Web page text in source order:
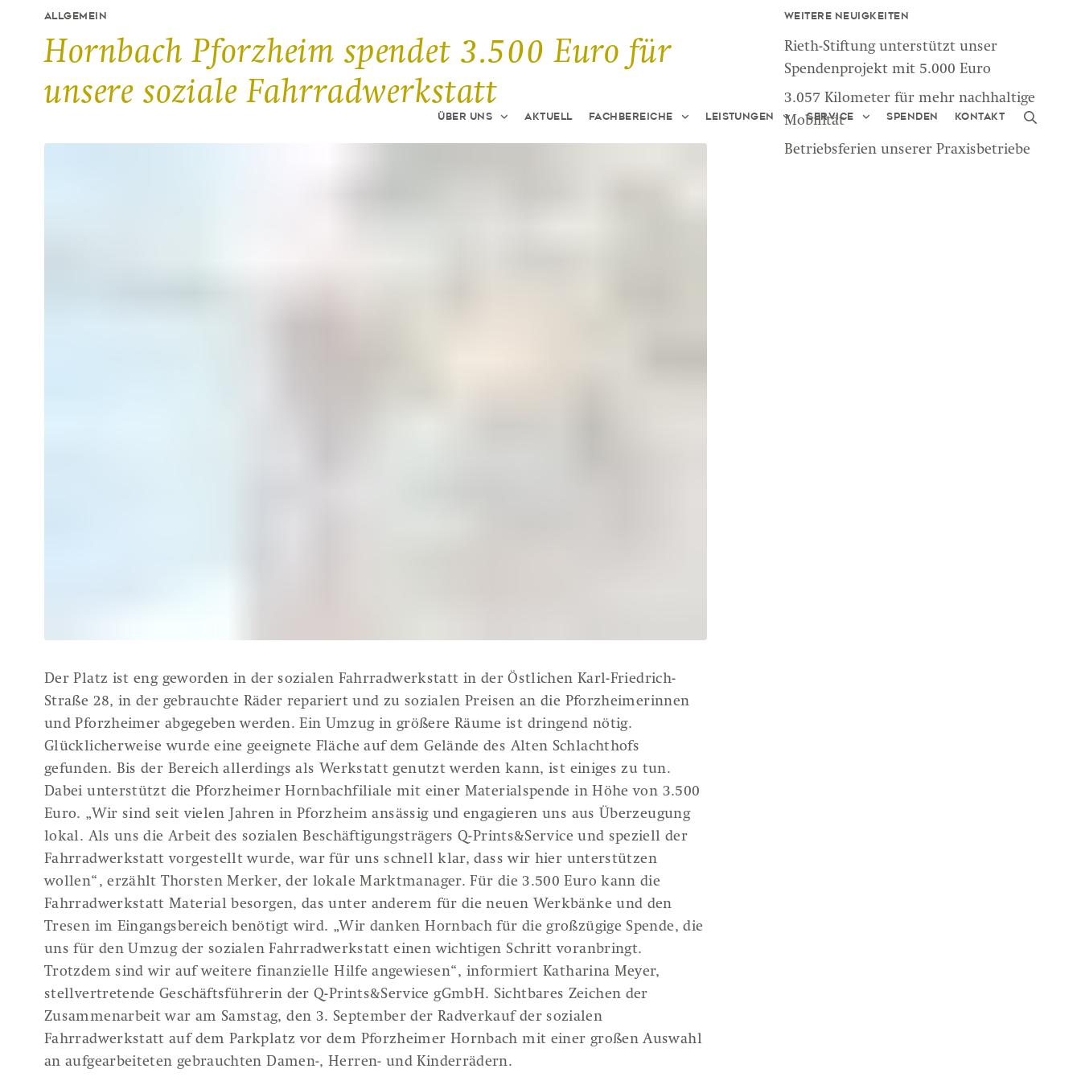
Über uns Aktuell Fachbereiche Leistungen Service Spenden Kontakt
ALLGEMEIN
Hornbach Pforzheim spendet 3.500 Euro für
unsere soziale Fahrradwerkstatt
Der Platz ist eng geworden in der sozialen Fahrradwerkstatt in der Östlichen Karl-Friedrich-
Straße 28, in der gebrauchte Räder repariert und zu sozialen Preisen an die Pforzheimerinnen
und Pforzheimer abgegeben werden. Ein Umzug in größere Räume ist dringend nötig.
Glücklicherweise wurde eine geeignete Fläche auf dem Gelände des Alten Schlachthofs
gefunden. Bis der Bereich allerdings als Werkstatt genutzt werden kann, ist einiges zu tun.
Dabei unterstützt die Pforzheimer Hornbachfiliale mit einer Materialspende in Höhe von 3.500
Euro. „Wir sind seit vielen Jahren in Pforzheim ansässig und engagieren uns aus Überzeugung
lokal. Als uns die Arbeit des sozialen Beschäftigungsträgers Q-Prints&Service und speziell der
Fahrradwerkstatt vorgestellt wurde, war für uns schnell klar, dass wir hier unterstützen
wollen“, erzählt Thorsten Merker, der lokale Marktmanager. Für die 3.500 Euro kann die
Fahrradwerkstatt Material besorgen, das unter anderem für die neuen Werkbänke und den
Tresen im Eingangsbereich benötigt wird. „Wir danken Hornbach für die großzügige Spende, die
uns für den Umzug der sozialen Fahrradwerkstatt einen wichtigen Schritt voranbringt.
Trotzdem sind wir auf weitere finanzielle Hilfe angewiesen“, informiert Katharina Meyer,
stellvertretende Geschäftsführerin der Q-Prints&Service gGmbH. Sichtbares Zeichen der
Zusammenarbeit war am Samstag, den 3. September der Radverkauf der sozialen
Fahrradwerkstatt auf dem Parkplatz vor dem Pforzheimer Hornbach mit einer großen Auswahl
an aufgearbeiteten gebrauchten Damen-, Herren- und Kinderrädern.
Weitere Neuigkeiten
Rieth-Stiftung unterstützt unser
Spendenprojekt mit 5.000 Euro
3.057 Kilometer für mehr nachhaltige
Mobilität
Betriebsferien unserer Praxisbetriebe
Über uns
Über Q-PRINTS&SERVICE
Leitbild
Team
Beirat
Kooperationen
Übersicht
Fachbereiche
Leichter Einstieg in Arbeit
Lernen und Ausbildung
Frauen, Beruf und Familie
Europäische Mobilität
Beschäftigung
Eigenbetriebe